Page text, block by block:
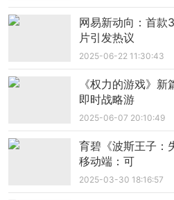
网易新动向：首款
片引发热议
2025-06-22 11:30:43
《权力的游戏》
即时战略游
2025-06-07 20:10:49
育碧《波斯王子：
移动端：可
2025-03-30 18:16:57